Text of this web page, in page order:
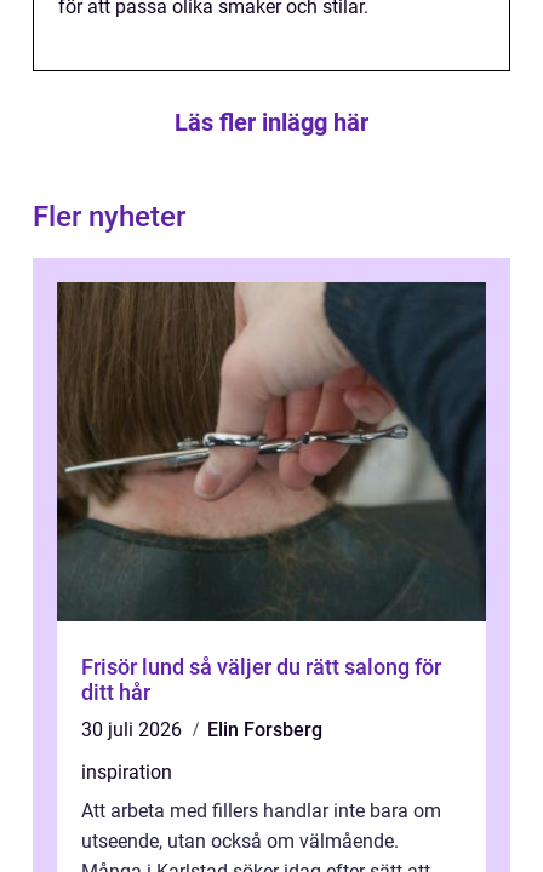
för att passa olika smaker och stilar.
Läs fler inlägg här
Fler nyheter
Frisör lund så väljer du rätt salong för
ditt hår
30 juli 2026
Elin Forsberg
inspiration
Att arbeta med fillers handlar inte bara om
utseende, utan också om välmående.